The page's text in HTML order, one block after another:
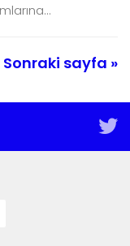
Sonraki sayfa »